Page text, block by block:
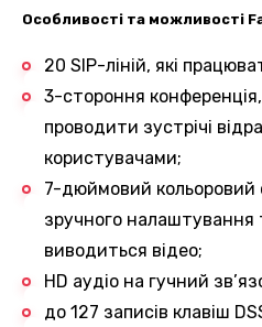
Особливості та можливості
20 SIP-ліній, які
3-стороння
проводити зустрічі
користувачами;
7-дюймовий кольоровий
зручного налаштування
виводиться відео;
HD аудіо на гучний
до 127 записів клавіш
Замовити